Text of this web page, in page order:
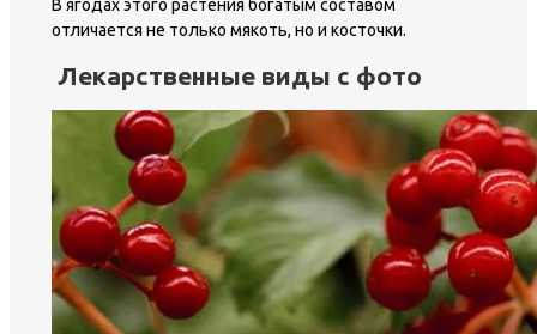
В ягодах этого растения богатым составом
отличается не только мякоть, но и косточки.
Лекарственные виды с фото